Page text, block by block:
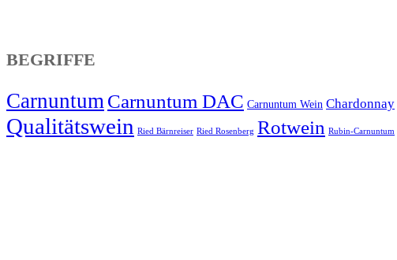
BEGRIFFE
CarnuntumCarnuntum DAC Carnuntum Wein Chardonnay
Qualitätswein Ried Bärnreiser Ried Rosenberg Rotwein Rubin-Carnuntum